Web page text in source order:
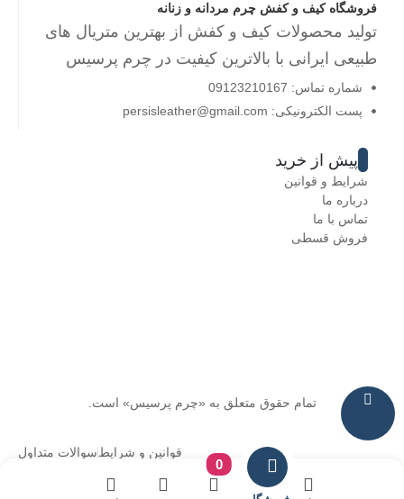
فروشگاه کیف و کفش چرم مردانه و زنانه
تولید محصولات کیف و کفش از بهترین متریال های
طبیعی ایرانی با بالاترین کیفیت در چرم پرسیس
شماره تماس: 09123210167
پست الکترونیکی: persisleather@gmail.com
پیش از خرید
شرایط و قوانین
درباره ما
تماس با ما
فروش قسطی
تمام حقوق متعلق به «چرم پرسیس» است.
قوانین و شرایطسوالات متداول
0